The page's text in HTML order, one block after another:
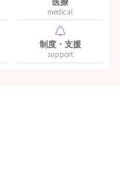
medical
制度・支援
support